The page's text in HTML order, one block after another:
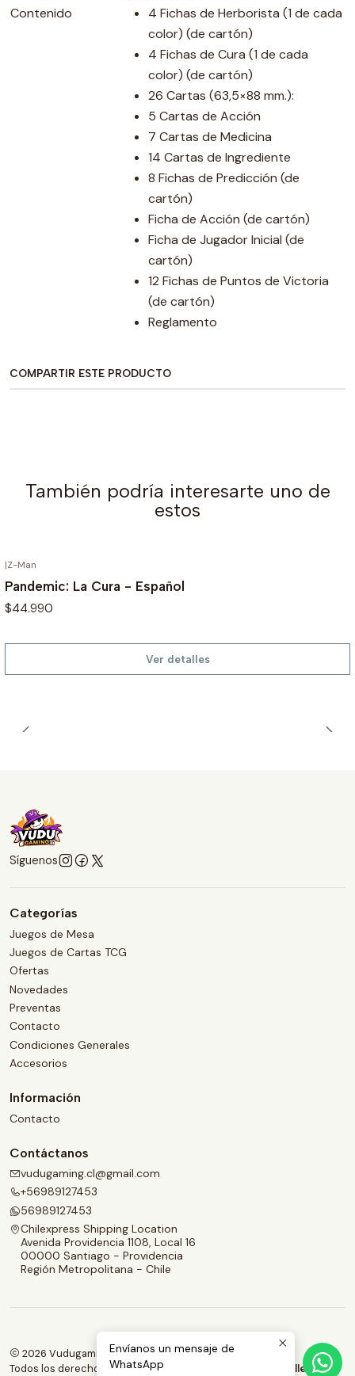
Contenido
4 Fichas de Herborista (1 de cada
color) (de cartón)
4 Fichas de Cura (1 de cada
color) (de cartón)
26 Cartas (63,5×88 mm.):
5 Cartas de Acción
7 Cartas de Medicina
14 Cartas de Ingrediente
8 Fichas de Predicción (de
cartón)
Ficha de Acción (de cartón)
Ficha de Jugador Inicial (de
cartón)
12 Fichas de Puntos de Victoria
(de cartón)
Reglamento
COMPARTIR ESTE PRODUCTO
También podría interesarte uno de
estos
|Z-Man
Pandemic: La Cura - Español
$44.990
Ver detalles
Síguenos
Categorías
Juegos de Mesa
Juegos de Cartas TCG
Ofertas
Novedades
Preventas
Contacto
Condiciones Generales
Accesorios
Información
Contacto
Contáctanos
vudugaming.cl@gmail.com
+56989127453
56989127453
Chilexpress Shipping Location
Avenida Providencia 1108, Local 16
00000 Santiago - Providencia
Región Metropolitana - Chile
2026 Vudugaming.
Todos los derechos reservados.
Desarrollado por Jumpseller
Envíanos un mensaje de
WhatsApp